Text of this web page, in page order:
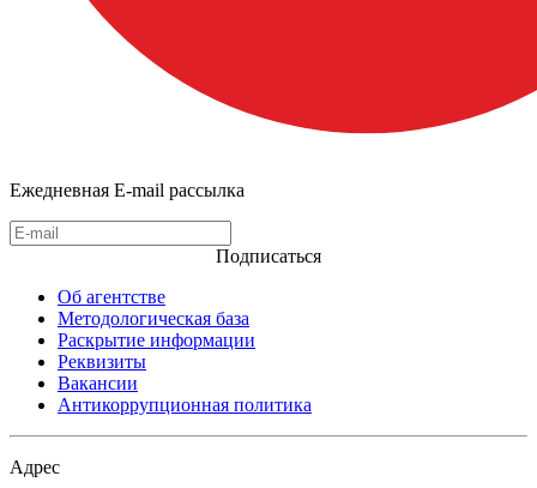
Ежедневная E-mail рассылка
Подписаться
Об агентстве
Методологическая база
Раскрытие информации
Реквизиты
Вакансии
Антикоррупционная политика
Адрес